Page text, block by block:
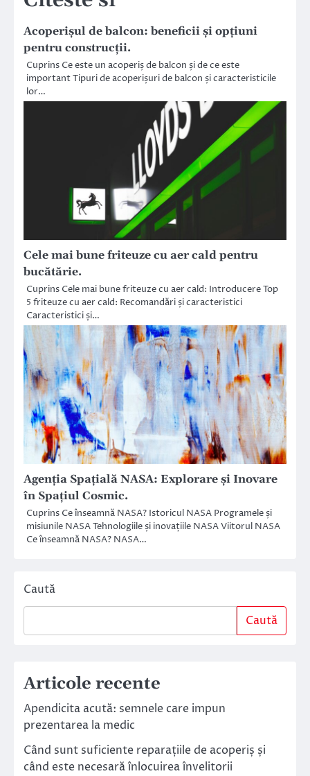
Acoperișul de balcon: beneficii și opțiuni
pentru construcții.
Cuprins Ce este un acoperiș de balcon și de ce este
important Tipuri de acoperișuri de balcon și caracteristicile
lor…
Cele mai bune friteuze cu aer cald pentru
bucătărie.
Cuprins Cele mai bune friteuze cu aer cald: Introducere Top
5 friteuze cu aer cald: Recomandări și caracteristici
Caracteristici și…
Agenția Spațială NASA: Explorare și Inovare
în Spațiul Cosmic.
Cuprins Ce înseamnă NASA? Istoricul NASA Programele și
misiunile NASA Tehnologiile și inovațiile NASA Viitorul NASA
Ce înseamnă NASA? NASA…
Caută
Caută
Articole recente
Apendicita acută: semnele care impun
prezentarea la medic
Când sunt suficiente reparațiile de acoperiș și
când este necesară înlocuirea învelitorii